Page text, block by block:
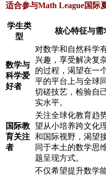
适合参与Math League国际
学生类
型
核心特征与需
数学与
科学爱
好者
对数学和自然科学
兴趣，享受解决复
的过程，渴望在一
平的平台上与全球
切磋技艺，检验自
实水平。
国际教
育关注
者
关注全球化教育趋
望从小培养跨文化
和国际视野，渴望
同于本土的数学思
题呈现方式。
不仅希望提升数学